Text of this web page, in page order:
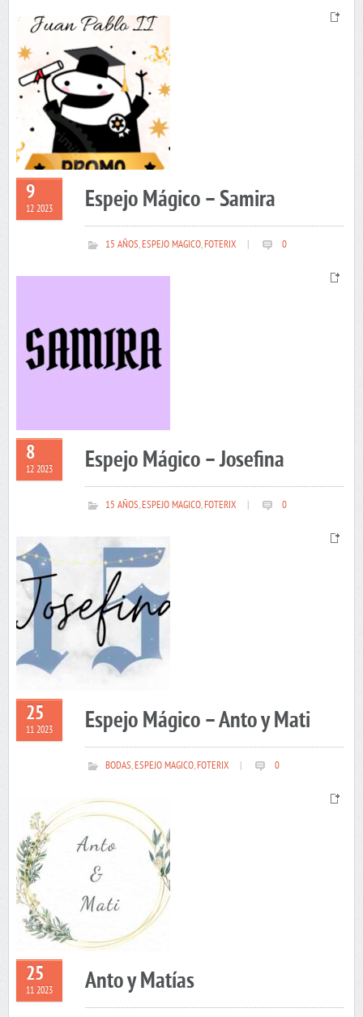
9
12 2023 Espejo Mágico – Samira
15 AÑOS,ESPEJO MAGICO,FOTERIX 0
8
12 2023 Espejo Mágico – Josefina
15 AÑOS,ESPEJO MAGICO,FOTERIX 0
25
11 2023 Espejo Mágico – Anto y Mati
BODAS,ESPEJO MAGICO,FOTERIX 0
25
11 2023 Anto y Matías